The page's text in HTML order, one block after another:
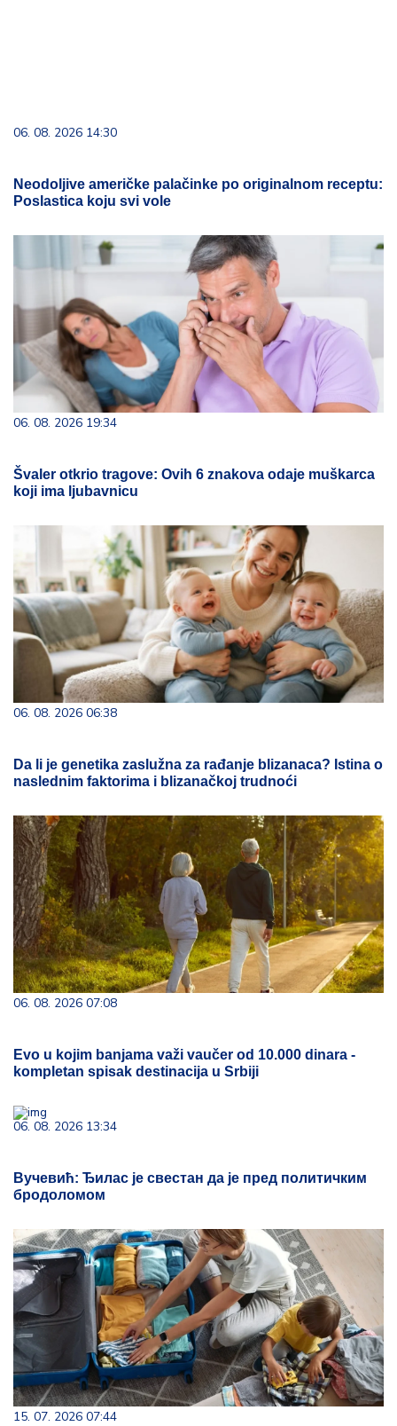
06. 08. 2026 14:30
Neodoljive američke palačinke po originalnom receptu:
Poslastica koju svi vole
06. 08. 2026 19:34
Švaler otkrio tragove: Ovih 6 znakova odaje muškarca
koji ima ljubavnicu
06. 08. 2026 06:38
Da li je genetika zaslužna za rađanje blizanaca? Istina o
naslednim faktorima i blizanačkoj trudnoći
06. 08. 2026 07:08
Evo u kojim banjama važi vaučer od 10.000 dinara -
kompletan spisak destinacija u Srbiji
06. 08. 2026 13:34
Вучевић: Ђилас је свестан да је пред политичким
бродоломом
15. 07. 2026 07:44